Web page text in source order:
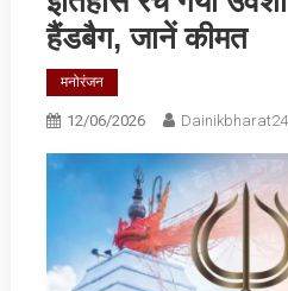
हैंडबैग, जानें कीमत
मनोरंजन
12/06/2026 Dainikbharat24